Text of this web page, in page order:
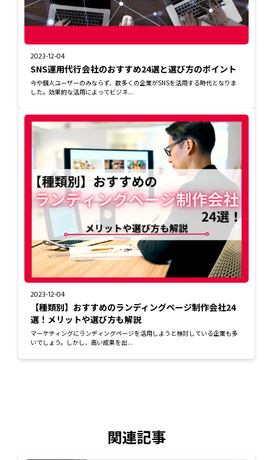
2023-12-04
SNS運用代行会社のおすすめ24選と選び方のポイント
今や個人ユーザーのみならず、数多くの企業がSNSを活用する時代となりま
した。効果的な活用によってビジネ...
2023-12-04
【種類別】おすすめのランディングページ制作会社24
選！メリットや選び方も解説
マーケティングにランディングページを活用しようと検討している企業も多
いでしょう。しかし、高い成果を出...
関連記事